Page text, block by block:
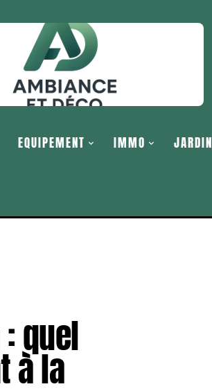
EQUIPEMENT IMMO JARDIN
quel
à la